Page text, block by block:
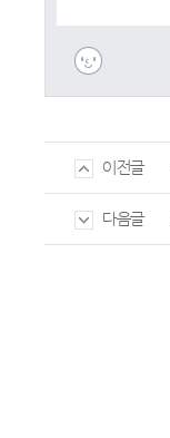
이전글
다음글